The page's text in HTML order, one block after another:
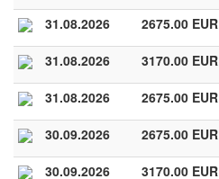
31.08.2026 2675.00 EUR
31.08.2026 3170.00 EUR
31.08.2026 2675.00 EUR
30.09.2026 2675.00 EUR
30.09.2026 3170.00 EUR